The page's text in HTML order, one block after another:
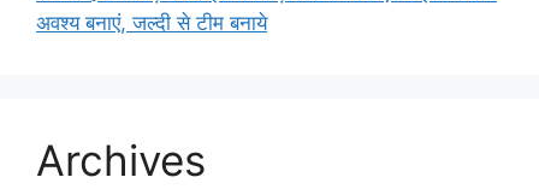
अवश्य बनाएं, जल्दी से टीम बनाये
Archives